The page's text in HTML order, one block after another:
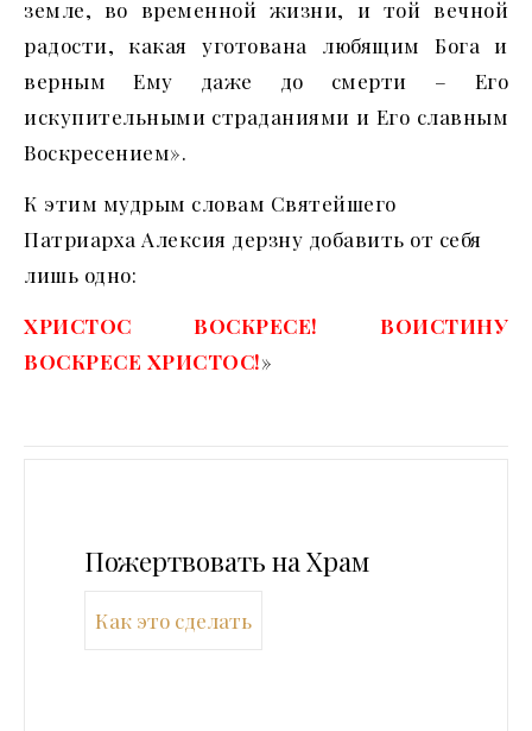
земле, во временной жизни, и той вечной
радости, какая уготована любящим Бога и
верным Ему даже до смерти – Его
искупительными страданиями и Его славным
Воскресением».
К этим мудрым словам Святейшего
Патриарха Алексия дерзну добавить от себя
лишь одно:
ХРИСТОС ВОСКРЕСЕ! ВОИСТИНУ
ВОСКРЕСЕ ХРИСТОС!»
Пожертвовать на Храм
Как это сделать